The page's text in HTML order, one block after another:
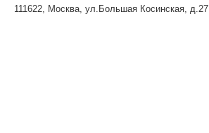
111622, Москва, ул.Большая Косинская, д.27